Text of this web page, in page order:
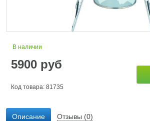
В наличии
5900 руб
Код товара: 81735
Описание Отзывы (0)